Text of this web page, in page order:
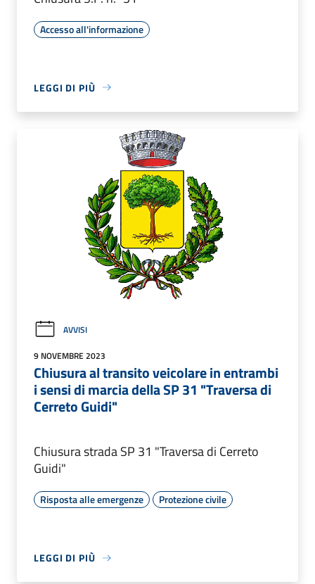
Accesso all'informazione
LEGGI DI PIÙ
AVVISI
9 NOVEMBRE 2023
Chiusura al transito veicolare in entrambi
i sensi di marcia della SP 31 "Traversa di
Cerreto Guidi"
Chiusura strada SP 31 "Traversa di Cerreto
Guidi"
Risposta alle emergenze Protezione civile
LEGGI DI PIÙ